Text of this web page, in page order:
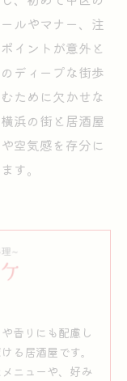
ルやマナー、注
イントが意外と
ディープな街歩
ために欠かせな
浜の街と居酒屋
空気感を存分に
す。
香りにも配慮し
る居酒屋です。
ニューや、好み